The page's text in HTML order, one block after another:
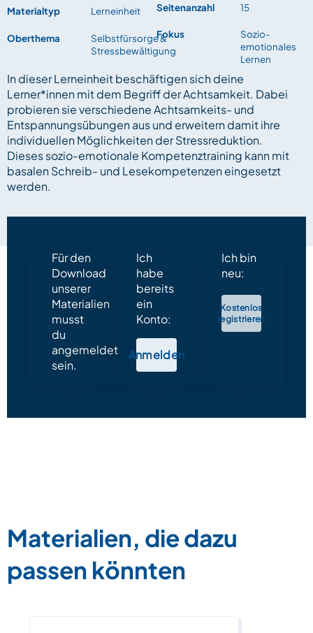
Materialtyp
Lerneinheit
Oberthema
Selbstfürsorge &
Stressbewältigung
Seitenanzahl 15
Fokus
Sozio-
emotionales
Lernen
In dieser Lerneinheit beschäftigen sich deine
Lerner*innen mit dem Begriff der Achtsamkeit. Dabei
probieren sie verschiedene Achtsamkeits- und
Entspannungsübungen aus und erweitern damit ihre
individuellen Möglichkeiten der Stressreduktion.
Dieses sozio-emotionale Kompetenztraining kann mit
basalen Schreib- und Lesekompetenzen eingesetzt
werden.
Für den
Download
unserer
Materialien
musst
du
angemeldet
sein.
Ich
habe
bereits
ein
Konto:
Anmelden
Ich bin
neu:
Kostenlos
registrieren
Materialien, die dazu
passen könnten